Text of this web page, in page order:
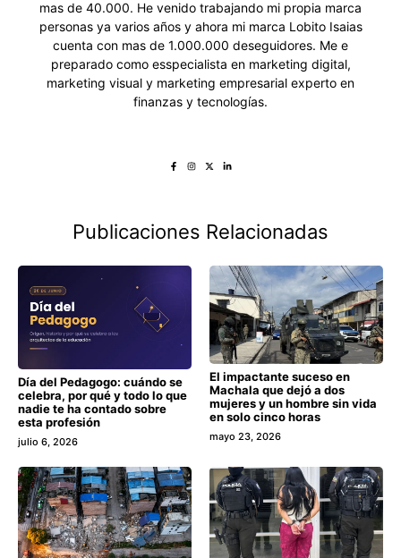
mas de 40.000. He venido trabajando mi propia marca
personas ya varios años y ahora mi marca Lobito Isaias
cuenta con mas de 1.000.000 deseguidores. Me e
preparado como esspecialista en marketing digital,
marketing visual y marketing empresarial experto en
finanzas y tecnologías.
Publicaciones Relacionadas
Día del Pedagogo: cuándo se
celebra, por qué y todo lo que
nadie te ha contado sobre
esta profesión
julio 6, 2026
El impactante suceso en
Machala que dejó a dos
mujeres y un hombre sin vida
en solo cinco horas
mayo 23, 2026